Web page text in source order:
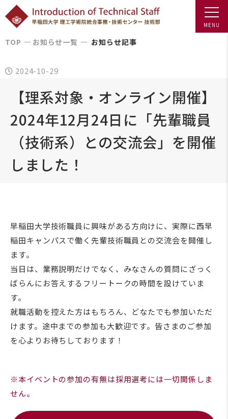
TOP お知らせ一覧 お知らせ記事
2024-10-29
【理系対象・オンライン開催】
2024年12月24日に「先輩職員
（技術系）との交流会」を開催
しました！
早稲田大学技術職員に興味がある方向けに、実際に西早
稲田キャンパスで働く先輩技術職員との交流会を開催し
ます。
当日は、業務説明だけでなく、みなさんの質問にざっく
ばらんにお答えするフリートークの時間を設けていま
す。
就職活動を控えた方はもちろん、どなたでも参加いただ
けます。途中までの参加も大歓迎です。皆さまのご参加
を心よりお待ちしております！
※本イベントの参加の有無は採用選考には一切関係しま
せん。